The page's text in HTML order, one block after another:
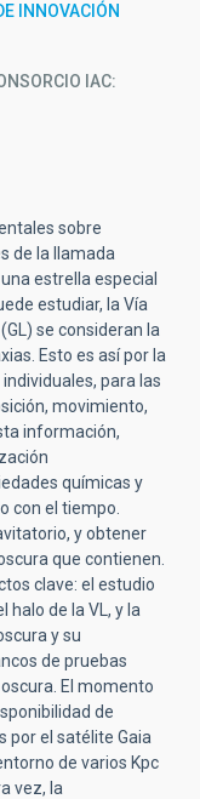
INNOVACIÓN
IAC
sobre
de la llamada
estrella especial
estudiar, la Vía
se consideran la
Esto es así por la
para las
movimiento,
información,
químicas y
con el tiempo.
y obtener
que contienen.
clave: el estudio
halo de la VL, y la
y su
de pruebas
El momento
de
por el satélite Gaia
de varios Kpc
vez, la